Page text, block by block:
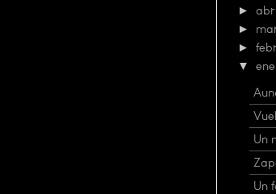
►
►
►
▼
Un
Un